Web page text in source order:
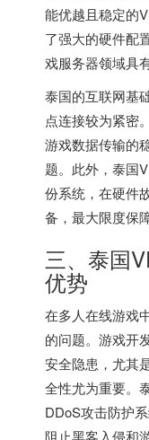
能优越且稳定的
了强大的硬件配
戏服务器领域具
泰国的互联网基
点连接较为紧密
游戏数据传输的
题。此外，泰国
份系统，在硬件
备，最大限度保
三、泰国
优势
在多人在线游戏
的问题。游戏开
安全隐患，尤其
全性尤为重要。
DDoS攻击防护
阻止黑客入侵和